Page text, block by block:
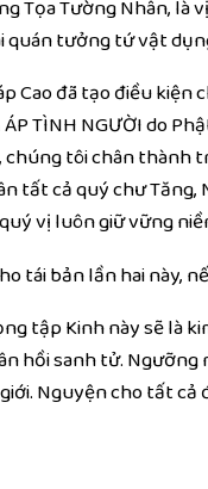
TọaTường Nhân, là
quán tưởngtứvật
Cao đã tạođiều kiện
TÌNH NGƯỜI do
,chúng tôichân thành
tất cả quýchư Tăng,
quý vị luôn giữ vững
tái bản lần hai này,
tập Kinh này sẽ là
hồi sanh tử. Ngưỡng
. Nguyện cho tất cả